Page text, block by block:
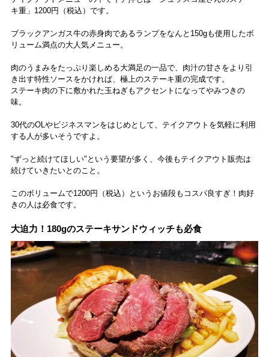
キ重」1200円（税込）です。
ブラックアンガス牛の赤身肉であるランプをなんと150gも使用したボ
リューム満点の大人気メニュー。
肉のうまみをたっぷり楽しめる大満足の一品で、肉汁の甘さをより引
き出す特性ソースをかければ、極上のステーキ重の完成です。
ステーキ肉の下に敷かれた玉ねぎもアクセントになってやみつきの
味。
30代のOLやビジネスマンをはじめとして、テイクアウトを気軽に利用
する人が多いそうですよ。
"ずっと続けてほしい"という要望が多く、今後もテイクアウト販売は
続けていきたいとのこと。
このボリュームで1200円（税込）というお値段もコスパ良すぎ！肉好
きの人は必食です。
大迫力！180gのステーキサンドウィッチも必食